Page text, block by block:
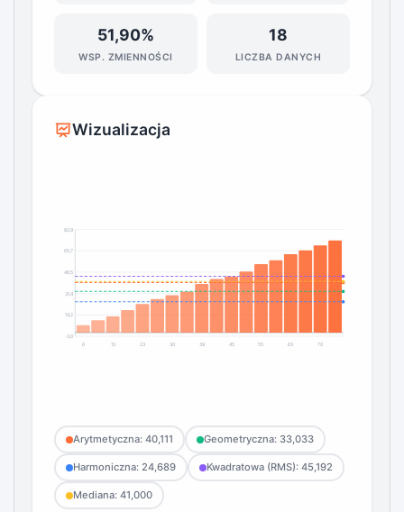
51,90%
WSP. ZMIENNOŚCI
18
LICZBA DANYCH
Wizualizacja
-3,0
14,2
31,4
48,5
65,7
82,9
6 13 23 30 39 45 55 63 70
Arytmetyczna: 40,111 Geometryczna: 33,033
Harmoniczna: 24,689 Kwadratowa (RMS): 45,192
Mediana: 41,000